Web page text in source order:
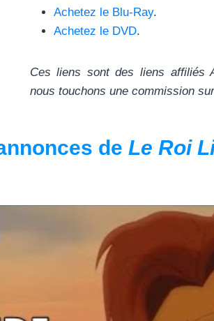
Achetez le Blu-Ray.
Achetez le DVD.
Ces liens sont des liens affiliés
nous touchons une commission
de Le Roi